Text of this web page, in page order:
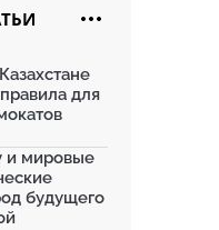
для
и мировые
будущего